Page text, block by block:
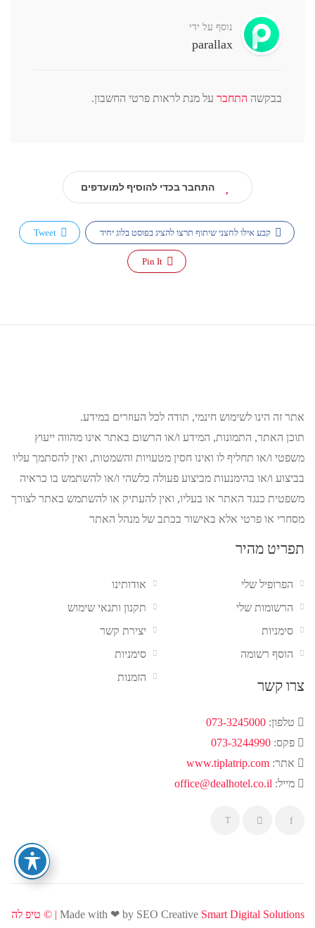
נוסף על ידי
parallax
בבקשה התחבר על מנת לראות פרטי החשבון.
התחבר בכדי להוסיף למועדפים
קבע אילו לחצני שיתוף תרצו להציג בפוסט בלוג יחיד Tweet
Pin It
אתר זה הינו לשימוש חינמי, תודה לכל העוזרים במידע.
תוכן האתר, התמונות, המידע ו/או הרשום באתר אינו מהווה ייעוץ
משפטי ו/או תחליף לו ואינו חסין מטעויות והשמטות, ואין להסתמך עליו
בביצוע ו/או בהימנעות מביצוע פעולה כלשהי ו/או להשתמש בו כראיה
משפטית כנגד האתר או בעליו, ואין להעתיק או להשתמש באתר לצורך
מסחרי או פרטי אלא באישור בכתב של מנהל האתר
תפריט מהיר
אודותינו
תקנון ותנאי שימוש
יצירת קשר
סימניות
הזמנות
הפרופיל שלי
הרשומות שלי
סימניות
הוסף רשומה
צרו קשר
טלפון: 073-3245000
פקס: 073-3244990
אתר: www.tiplatrip.com
מייל: office@dealhotel.co.il
Made with ❤ by SEO Creative Smart Digital Solutions | ©
טיפ לה